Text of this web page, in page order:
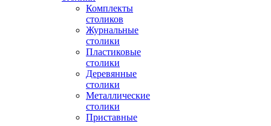
Комплекты
столиков
Журнальные
столики
Пластиковые
столики
Деревянные
столики
Металлические
столики
Приставные